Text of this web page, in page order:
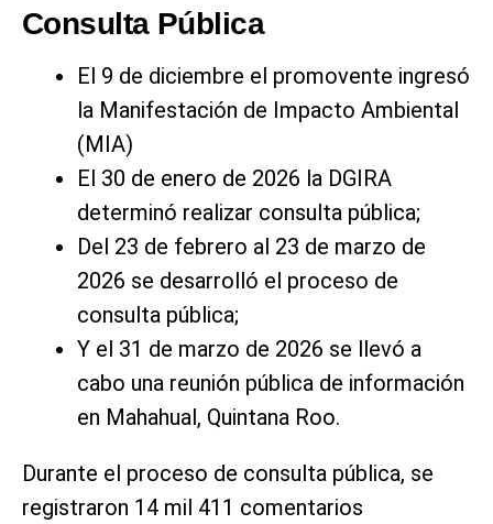
Consulta Pública
El 9 de diciembre el promovente ingresó
la Manifestación de Impacto Ambiental
(MIA)
El 30 de enero de 2026 la DGIRA
determinó realizar consulta pública;
Del 23 de febrero al 23 de marzo de
2026 se desarrolló el proceso de
consulta pública;
Y el 31 de marzo de 2026 se llevó a
cabo una reunión pública de información
en Mahahual, Quintana Roo.
Durante el proceso de consulta pública, se
registraron 14 mil 411 comentarios